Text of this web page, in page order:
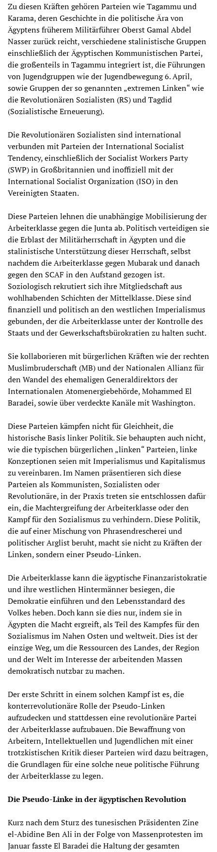
Zu diesen Kräften gehören Parteien wie Tagammu und
Karama, deren Geschichte in die politische Ära von
Ägyptens früherem Militärführer Oberst Gamal Abdel
Nasser zurück reicht, verschiedene stalinistische Gruppen
einschließlich der Ägyptischen Kommunistischen Partei,
die großenteils in Tagammu integriert ist, die Führungen
von Jugendgruppen wie der Jugendbewegung 6. April,
sowie Gruppen der so genannten „extremen Linken“ wie
die Revolutionären Sozialisten (RS) und Tagdid
(Sozialistische Erneuerung).
Die Revolutionären Sozialisten sind international
verbunden mit Parteien der International Socialist
Tendency, einschließlich der Socialist Workers Party
(SWP) in Großbritannien und inoffiziell mit der
International Socialist Organization (ISO) in den
Vereinigten Staaten.
Diese Parteien lehnen die unabhängige Mobilisierung der
Arbeiterklasse gegen die Junta ab. Politisch verteidigen sie
die Erblast der Militärherrschaft in Ägypten und die
stalinistische Unterstützung dieser Herrschaft, selbst
nachdem die Arbeiterklasse gegen Mubarak und danach
gegen den SCAF in den Aufstand gezogen ist.
Soziologisch rekrutiert sich ihre Mitgliedschaft aus
wohlhabenden Schichten der Mittelklasse. Diese sind
finanziell und politisch an den westlichen Imperialismus
gebunden, der die Arbeiterklasse unter der Kontrolle des
Staats und der Gewerkschaftsbürokratien zu halten sucht.
Sie kollaborieren mit bürgerlichen Kräften wie der rechten
Muslimbruderschaft (MB) und der Nationalen Allianz für
den Wandel des ehemaligen Generaldirektors der
Internationalen Atomenergiebehörde, Mohammed El
Baradei, sowie über verdeckte Kanäle mit Washington.
Diese Parteien kämpfen nicht für Gleichheit, die
historische Basis linker Politik. Sie behaupten auch nicht,
wie die typischen bürgerlichen „linken“ Parteien, linke
Konzeptionen seien mit Imperialismus und Kapitalismus
zu vereinbaren. Im Namen präsentieren sich diese
Parteien als Kommunisten, Sozialisten oder
Revolutionäre, in der Praxis treten sie entschlossen dafür
ein, die Machtergreifung der Arbeiterklasse oder den
Kampf für den Sozialismus zu verhindern. Diese Politik,
die auf einer Mischung von Phrasendrescherei und
politischer Arglist beruht, macht sie nicht zu Kräften der
Linken, sondern einer Pseudo-Linken.
Die Arbeiterklasse kann die ägyptische Finanzaristokratie
und ihre westlichen Hintermänner besiegen, die
Demokratie einführen und den Lebensstandard des
Volkes heben. Doch kann sie dies nur, indem sie in
Ägypten die Macht ergreift, als Teil des Kampfes für den
Sozialismus im Nahen Osten und weltweit. Dies ist der
einzige Weg, um die Ressourcen des Landes, der Region
und der Welt im Interesse der arbeitenden Massen
demokratisch nutzbar zu machen.
Der erste Schritt in einem solchen Kampf ist es, die
konterrevolutionäre Rolle der Pseudo-Linken
aufzudecken und stattdessen eine revolutionäre Partei
der Arbeiterklasse aufzubauen. Die Bewaffnung von
Arbeitern, Intellektuellen und Jugendlichen mit einer
trotzkistischen Kritik dieser Parteien wird dazu beitragen,
die Grundlagen für eine solche neue politische Führung
der Arbeiterklasse zu legen.
Die Pseudo-Linke in der ägyptischen Revolution
Kurz nach dem Sturz des tunesischen Präsidenten Zine
el-Abidine Ben Ali in der Folge von Massenprotesten im
Januar fasste El Baradei die Haltung der gesamten